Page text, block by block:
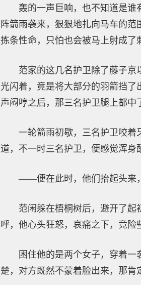
轰的一声巨响，也不知道是
阵箭雨袭来，狠狠地扎向马车的
拣条性命，只怕也会被马上射成了
范家的这几名护卫除了藤子
光闪着，竟是将大部分的羽箭挡
声闷哼之后，那三名护卫腿上都中
一轮箭雨初歇，三名护卫咬着
道，不一时三名护卫，便感觉浑身
——便在此时，他们抬起头来
范闲躲在梧桐树后，避开了
呼，他心头狂怒，哀痛之下，竟险
困住他的是两个女子，穿着
楚，对方既然不蒙着脸出来，那肯